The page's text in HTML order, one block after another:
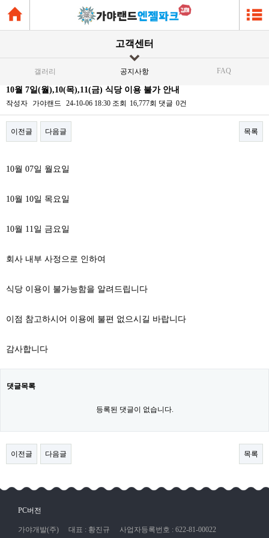
고객센터
갤러리 공지사항 FAQ
10월 7일(월),10(목),11(금) 식당 이용 불가 안내
작성자 가야랜드 24-10-06 18:30 조회 16,777회 댓글 0건
이전글 다음글 목록
10월 07일 월요일
10월 10일 목요일
10월 11일 금요일​
회사 내부 사정으로 인하여
식당 이용이 불가능함을 알려드립니다
이점 참고하시어 이용에 불편 없으시길 바랍니다
감사합니다
댓글목록
등록된 댓글이 없습니다.
이전글 다음글 목록
PC버전
가야개발(주) 대표 : 황진규 사업자등록번호 : 622-81-00022